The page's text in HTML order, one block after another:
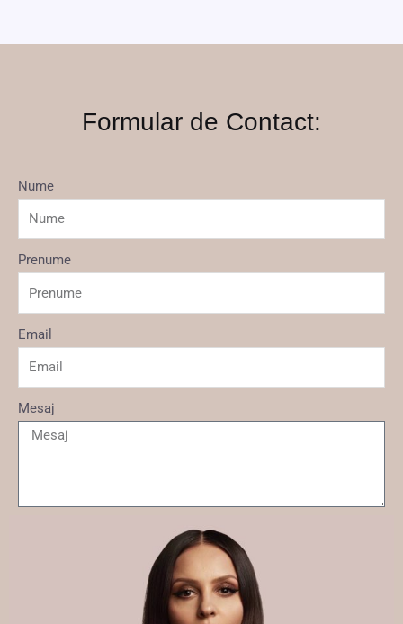
Formular de Contact:
Nume
Prenume
Email
Mesaj
Trimite